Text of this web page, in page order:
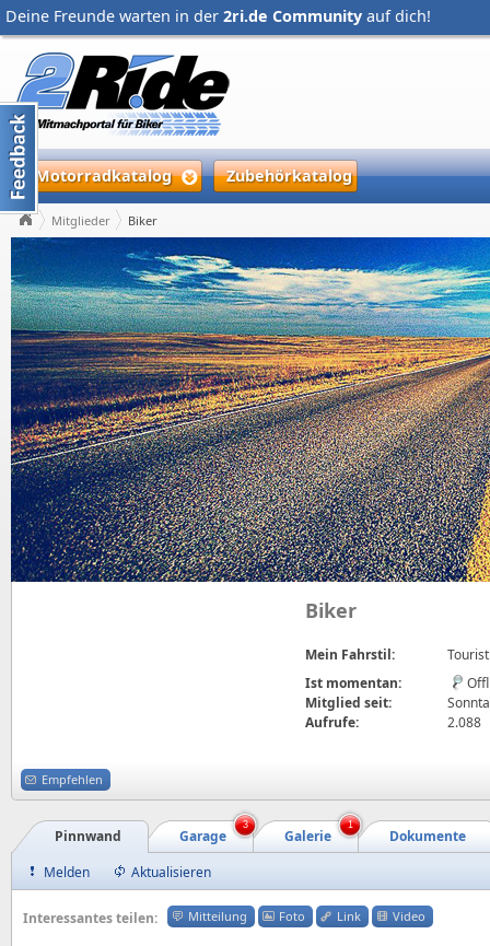
Deine Freunde warten in der 2ri.de Community auf dich!
Motorradkatalog Zubehörkatalog
Mitglieder Biker
Biker
Mein Fahrstil:
Ist momentan:
Mitglied seit:
Aufrufe:
2.088
Empfehlen
Dokumente
Galerie
Garage
Pinnwand
3 1
Melden Aktualisieren
Interessantes teilen: Mitteilung Foto Link Video